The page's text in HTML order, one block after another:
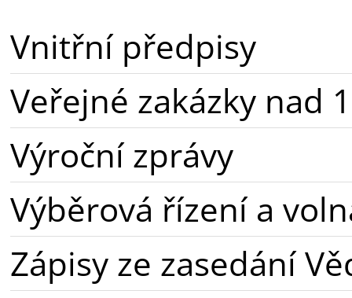
Vnitřní předpisy
Veřejné zakázky nad
Výroční zprávy
Výběrová řízení a
Zápisy ze zasedání